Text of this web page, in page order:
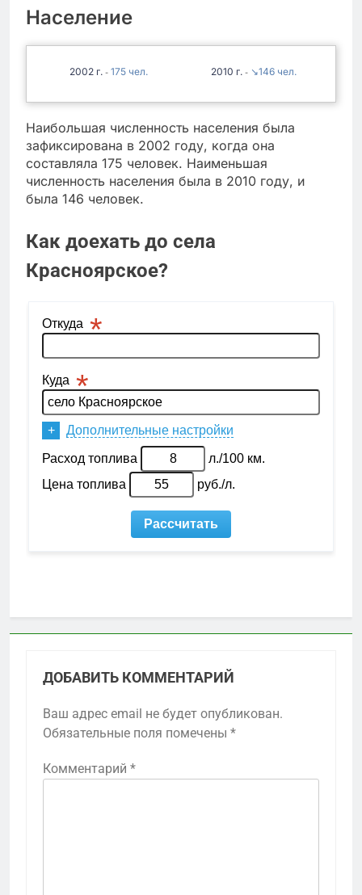
Население
2002 - 175 2010 - ↘146
Наибольшая численность населения была
зафиксирована в 2002 году, когда она
составляла 175 человек. Наименьшая
численность населения была в 2010 году, и
была 146 человек.
Как доехать до села
Красноярское?
ДОБАВИТЬ КОММЕНТАРИЙ
Ваш адрес email не будет опубликован.
Обязательные поля помечены *
Комментарий *